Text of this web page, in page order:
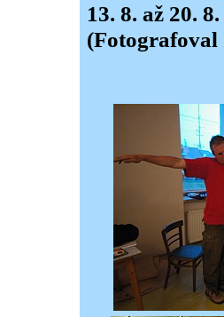
13. 8. až 20.